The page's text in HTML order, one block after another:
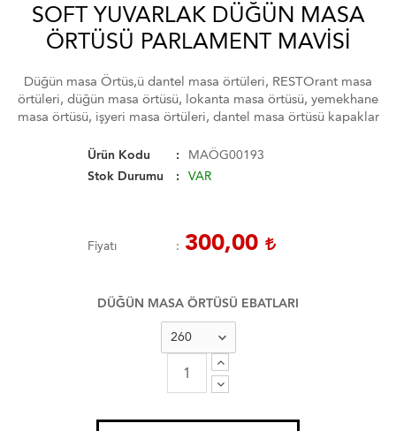
SOFT YUVARLAK DÜĞÜN MASA
ÖRTÜSÜ PARLAMENT MAVISI
Düğün masa Örtüs,ü dantel masa örtüleri, RESTOrant masa
örtüleri, düğün masa örtüsü, lokanta masa örtüsü, yemekhane
masa örtüsü, işyeri masa örtüleri, dantel masa örtüsü kapaklar
Ürün Kodu
MAÖG00193
Stok Durumu
VAR
Fiyatı 300,00
DÜĞÜN MASA ÖRTÜSÜ EBATLARI